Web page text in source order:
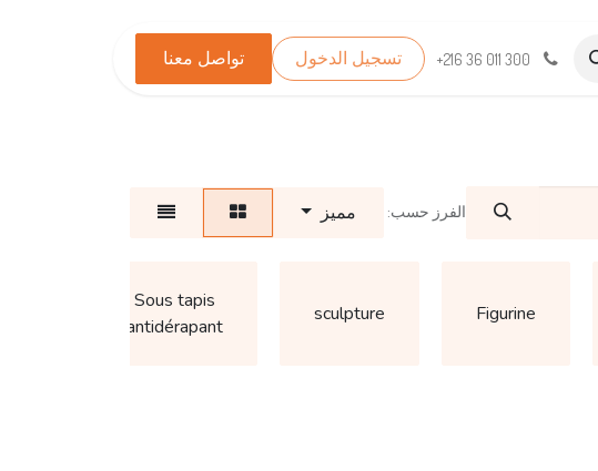
Wamia
TEST_WHATSAPP تواصل معنا +216 36 011 300 تسجيل الدخول تواصل معنا
الفرز حسب: مميز
Figurine
sculpture
Sous tapis
antidérapant